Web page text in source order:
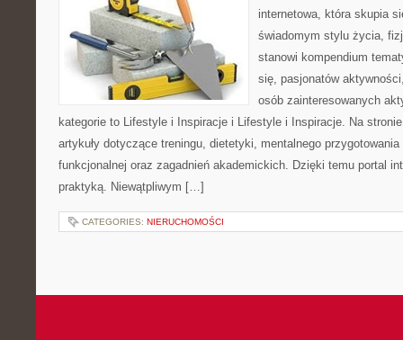
internetowa, która skupia
świadomym stylu życia,
stanowi kompendium
się, pasjonatów
osób zainteresowanych
kategorie to Lifestyle i Inspiracje i Lifestyle i Inspiracje. Na
artykuły dotyczące treningu, dietetyki, mentalnego
funkcjonalnej oraz zagadnień akademickich. Dzięki temu portal
praktyką. Niewątpliwym […]
CATEGORIES: NIERUCHOMOŚCI